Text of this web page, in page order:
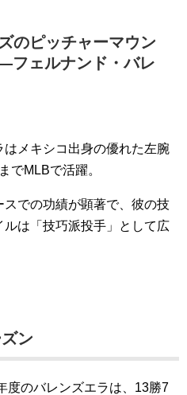
のピッチャーマウン
フェルナンド・バレ
メキシコ出身の優れた左腕
でMLBで活躍。
での功績が顕著で、彼の技
は「技巧派投手」として広
ン
度のバレンズエラは、13勝7